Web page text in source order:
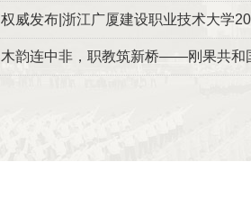
权威发布|浙江广厦建设职业技术大学
木韵连中非，职教筑新桥——刚果共和